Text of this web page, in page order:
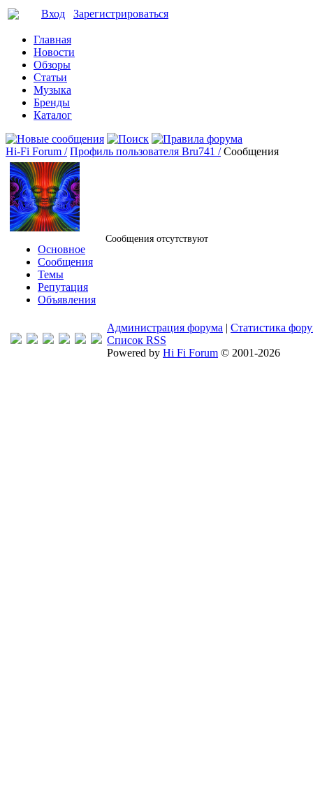
Вход Зарегистрироваться
Главная
Новости
Обзоры
Статьи
Музыка
Бренды
Каталог
Hi-Fi Forum / Профиль пользователя Bru741 / Сообщения
Основное
Сообщения
Темы
Репутация
Объявления
Сообщения отсутствуют
Администрация форума | Статистика
Список RSS
Powered by Hi Fi Forum © 2001-2026